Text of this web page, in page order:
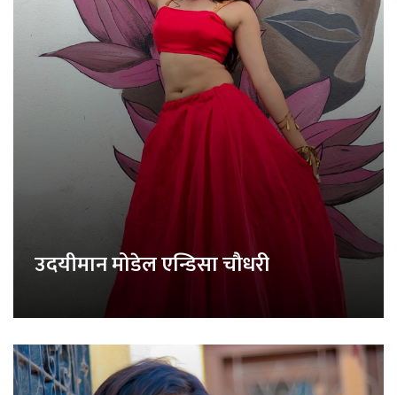
उदयीमान मोडेल एन्डिसा चौधरी